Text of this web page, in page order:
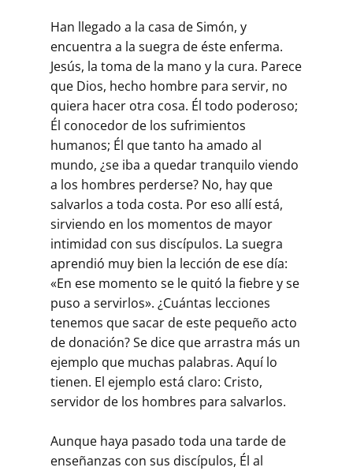
Han llegado a la casa de Simón, y
encuentra a la suegra de éste enferma.
Jesús, la toma de la mano y la cura. Parece
que Dios, hecho hombre para servir, no
quiera hacer otra cosa. Él todo poderoso;
Él conocedor de los sufrimientos
humanos; Él que tanto ha amado al
mundo, ¿se iba a quedar tranquilo viendo
a los hombres perderse? No, hay que
salvarlos a toda costa. Por eso allí está,
sirviendo en los momentos de mayor
intimidad con sus discípulos. La suegra
aprendió muy bien la lección de ese día:
«En ese momento se le quitó la fiebre y se
puso a servirlos». ¿Cuántas lecciones
tenemos que sacar de este pequeño acto
de donación? Se dice que arrastra más un
ejemplo que muchas palabras. Aquí lo
tienen. El ejemplo está claro: Cristo,
servidor de los hombres para salvarlos.
Aunque haya pasado toda una tarde de
enseñanzas con sus discípulos, Él al